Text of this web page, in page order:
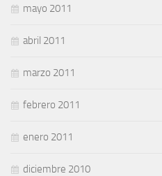
mayo 2011
abril 2011
marzo 2011
febrero 2011
enero 2011
diciembre 2010